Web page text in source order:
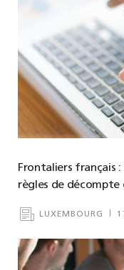
Frontaliers français
règles de décompte
LUXEMBOURG